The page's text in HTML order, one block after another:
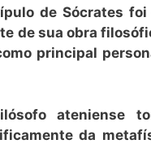
de Sócrates
de sua obra
principal
ateniense
da